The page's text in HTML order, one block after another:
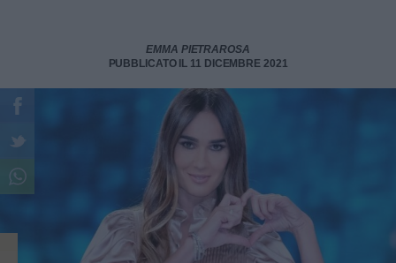
EMMA PIETRAROSA
PUBBLICATO IL 11 DICEMBRE 2021